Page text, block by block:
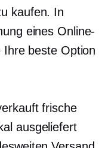
kaufen. In
eines Online-
Ihre beste Option
frische
ausgeliefert